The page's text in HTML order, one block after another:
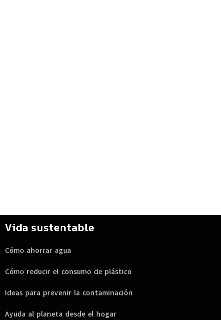
Vida sustentable
Cómo ahorrar agua
Cómo reducir el consumo de plástico
Ideas para prevenir la contaminación
Ayuda al planeta desde el hogar